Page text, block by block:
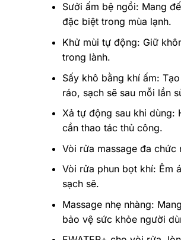
Sưởi ấm bệ ngồi: Mang
đặc biệt trong mùa lạnh.
Khử mùi tự động: Giữ
trong lành.
Sấy khô bằng khí ấm:
ráo, sạch sẽ sau mỗi lần
Xả tự động sau khi dùng:
cần thao tác thủ công.
Vòi rửa massage đa chức
Vòi rửa phun bọt khí: Êm
sạch sẽ.
Massage nhẹ nhàng:
bảo vệ sức khỏe người